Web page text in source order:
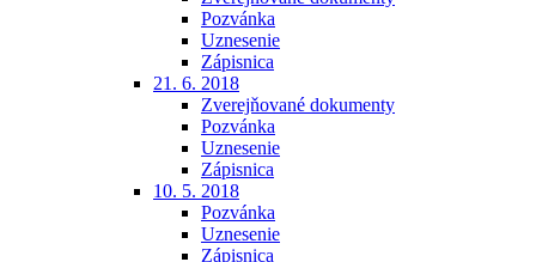
Pozvánka
Uznesenie
Zápisnica
21. 6. 2018
Zverejňované dokumenty
Pozvánka
Uznesenie
Zápisnica
10. 5. 2018
Pozvánka
Uznesenie
Zápisnica